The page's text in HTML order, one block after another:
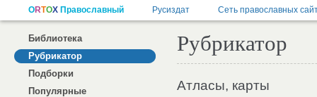
Библиотека
Рубрикатор
Подборки
Популярные
Рубрикатор
Атласы, карты